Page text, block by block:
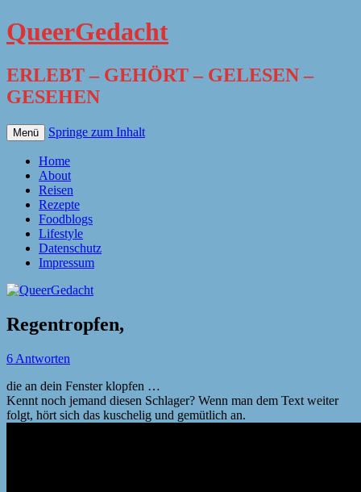
QueerGedacht
ERLEBT – GEHÖRT – GELESEN –
GESEHEN
Menü Springe zum Inhalt
Home
About
Reisen
Rezepte
Foodblogs
Lifestyle
Datenschutz
Impressum
Regentropfen,
6 Antworten
die an dein Fenster klopfen …
Kennt noch jemand diesen Schlager? Wenn man dem Text weiter
folgt, hört sich das kuschelig und gemütlich an.